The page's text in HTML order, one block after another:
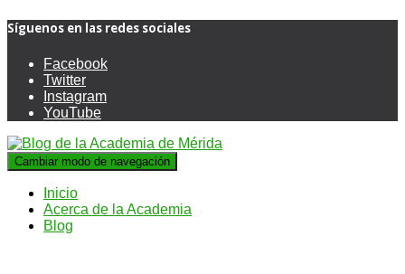
Síguenos en las redes sociales
Facebook
Twitter
Instagram
YouTube
Cambiar modo de navegación
Inicio
Acerca de la Academia
Blog